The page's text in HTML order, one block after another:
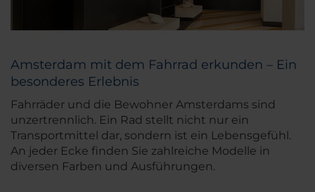
Amsterdam mit dem Fahrrad erkunden – Ein
besonderes Erlebnis
Fahrräder und die Bewohner Amsterdams sind
unzertrennlich. Ein Rad stellt nicht nur ein
Transportmittel dar, sondern ist ein Lebensgefühl.
An jeder Ecke finden Sie zahlreiche Modelle in
diversen Farben und Ausführungen.